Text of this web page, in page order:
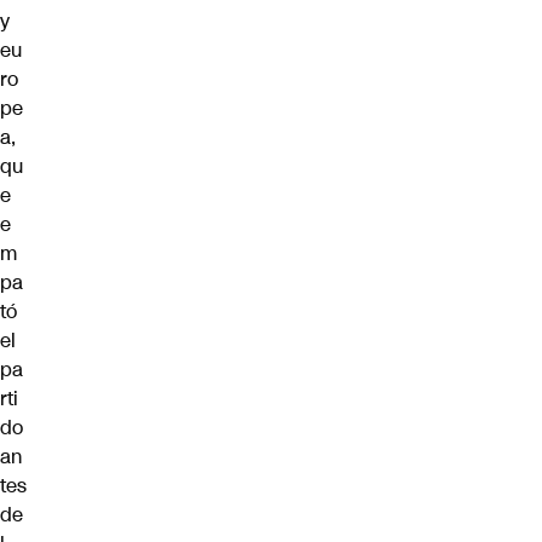
y
eu
ro
pe
a,
qu
e
e
m
pa
tó
el
pa
rti
do
an
tes
de